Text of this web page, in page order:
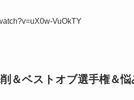
VuOkTY
＆ベストオブ選手権＆